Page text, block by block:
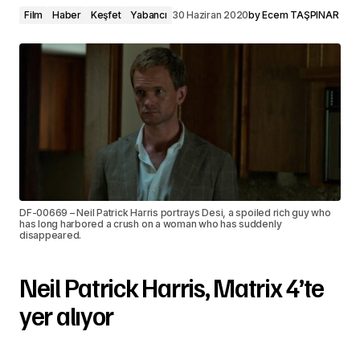
Film Haber Keşfet Yabancı 30 Haziran 2020byEcem TAŞPINAR
DF-00669 – Neil Patrick Harris portrays Desi, a spoiled rich guy who
has long harbored a crush on a woman who has suddenly
disappeared.
Neil Patrick Harris, Matrix 4’te
yer alıyor